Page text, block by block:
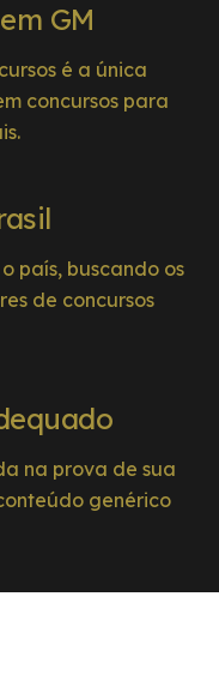
GM
é a única
concursos para
país, buscando os
de concursos
na prova de sua
genérico